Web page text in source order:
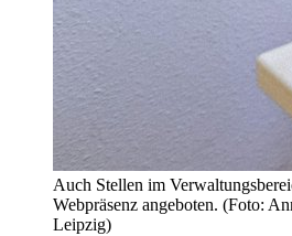
Auch Stellen im
Webpräsenz angeboten. (Foto:
Leipzig)